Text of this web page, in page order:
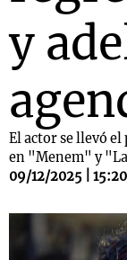
y
El actor se llevó
en "Menem" y
09/12/2025 | 15:20